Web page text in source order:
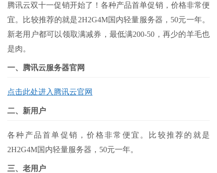
腾讯云双十一促销开始了！各种产品首单促销，价格非常便
宜。比较推荐的就是2H2G4M国内轻量服务器，50元一年。
新老用户都可以领取满减券，最低满200-50，再少的羊毛也
是肉。
一、腾讯云服务器官网
点击此处进入腾讯云官网
二、新用户
各种产品首单促销，价格非常便宜。比较推荐的就是
2H2G4M国内轻量服务器，50元一年。
三、老用户